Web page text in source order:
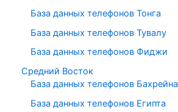
База данных телефонов Тонга
База данных телефонов Тувалу
База данных телефонов Фиджи
Средний Восток
База данных телефонов Бахрейна
База данных телефонов Египта